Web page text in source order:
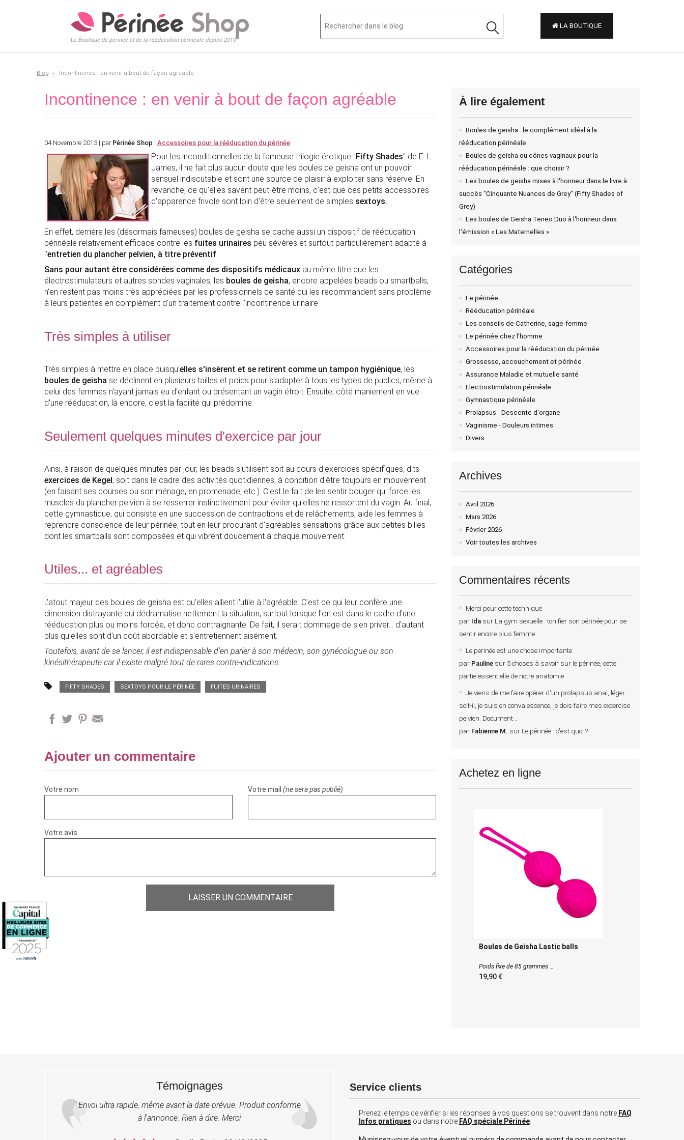
La Boutique du périnée et de la rééducation périnéale depuis 2010
LA BOUTIQUE
Blog Incontinence : en venir à bout de façon agréable
Incontinence : en venir à bout de façon agréable
04 Novembre 2013 | par Périnée Shop | Accessoires pour la rééducation du périnée
Pour les inconditionnelles de la fameuse trilogie érotique "Fifty Shades" de E. L.
James, il ne fait plus aucun doute que les boules de geisha ont un pouvoir
sensuel indiscutable et sont une source de plaisir à exploiter sans réserve. En
revanche, ce qu'elles savent peut-être moins, c'est que ces petits accessoires
d'apparence frivole sont loin d'être seulement de simples sextoys.
En effet, derrière les (désormais fameuses) boules de geisha se cache aussi un dispositif de rééducation
périnéale relativement efficace contre les fuites urinaires peu sévères et surtout particulièrement adapté à
l'entretien du plancher pelvien, à titre préventif.
Sans pour autant être considérées comme des dispositifs médicaux au même titre que les
électrostimulateurs et autres sondes vaginales, les boules de geisha, encore appelées beads ou smartballs,
n'en restent pas moins très appréciées par les professionnels de santé qui les recommandent sans problème
à leurs patientes en complément d'un traitement contre l'incontinence urinaire.
Très simples à utiliser
Très simples à mettre en place puisqu'elles s'insèrent et se retirent comme un tampon hygiénique, les
boules de geisha se déclinent en plusieurs tailles et poids pour s'adapter à tous les types de publics, même à
celui des femmes n'ayant jamais eu d'enfant ou présentant un vagin étroit. Ensuite, côté maniement en vue
d'une rééducation, là encore, c'est la facilité qui prédomine.
Seulement quelques minutes d'exercice par jour
Ainsi, à raison de quelques minutes par jour, les beads s'utilisent soit au cours d'exercices spécifiques, dits
exercices de Kegel, soit dans le cadre des activités quotidiennes, à condition d'être toujours en mouvement
(en faisant ses courses ou son ménage, en promenade, etc.). C'est le fait de les sentir bouger qui force les
muscles du plancher pelvien à se resserrer instinctivement pour éviter qu'elles ne ressortent du vagin. Au final,
cette gymnastique, qui consiste en une succession de contractions et de relâchements, aide les femmes à
reprendre conscience de leur périnée, tout en leur procurant d'agréables sensations grâce aux petites billes
dont les smartballs sont composées et qui vibrent doucement à chaque mouvement.
Utiles... et agréables
L'atout majeur des boules de geisha est qu'elles allient l'utile à l'agréable. C'est ce qui leur confère une
dimension distrayante qui dédramatise nettement la situation, surtout lorsque l'on est dans le cadre d'une
rééducation plus ou moins forcée, et donc contraignante. De fait, il serait dommage de s'en priver... d'autant
plus qu'elles sont d'un coût abordable et s'entretiennent aisément.
Toutefois, avant de se lancer, il est indispensable d'en parler à son médecin, son gynécologue ou son
kinésithérapeute car il existe malgré tout de rares contre-indications.
FIFTY SHADES SEXTOYS POUR LE PÉRINÉE FUITES URINAIRES
Ajouter un commentaire
Votre nom Votre mail (ne sera pas publié)
Votre avis
LAISSER UN COMMENTAIRE
À lire également
Boules de geisha : le complément idéal à la
rééducation périnéale
Boules de geisha ou cônes vaginaux pour la
rééducation périnéale : que choisir ?
Les boules de geisha mises à l'honneur dans le livre à
succès "Cinquante Nuances de Grey" (Fifty Shades of
Grey)
Les boules de Geisha Teneo Duo à l'honneur dans
l'émission « Les Maternelles »
Catégories
Le périnée
Rééducation périnéale
Les conseils de Catherine, sage-femme
Le périnée chez l'homme
Accessoires pour la rééducation du périnée
Grossesse, accouchement et périnée
Assurance Maladie et mutuelle santé
Electrostimulation périnéale
Gymnastique périnéale
Prolapsus - Descente d'organe
Vaginisme - Douleurs intimes
Divers
Archives
Avril 2026
Mars 2026
Février 2026
Voir toutes les archives
Commentaires récents
Merci pour cette technique
par Ida sur La gym sexuelle : tonifier son périnée pour se
sentir encore plus femme
Le perinée est une chose importante
par Pauline sur 5 choses à savoir sur le périnée, cette
partie essentielle de notre anatomie
Je viens de me faire opérer d'un prolapsus anal, léger
soit-il, je suis en convalescence, je dois faire mes excercise
pelvien. Document
par Fabienne M. sur Le périnée : c'est quoi ?
Achetez en ligne
Boules de Geisha Lastic balls
Poids fixe de 85 grammes
19,90
Témoignages
Envoi ultra rapide, même avant la date prévue. Produit conforme
à l'annonce. Rien à dire. Merci
Service clients
Prenez le temps de vérifier si les réponses à vos questions se trouvent dans notre FAQ
Infos pratiques ou dans notre FAQ spéciale Périnée.